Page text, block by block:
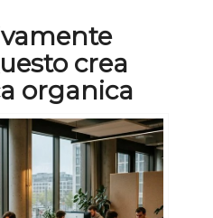
crea
organica